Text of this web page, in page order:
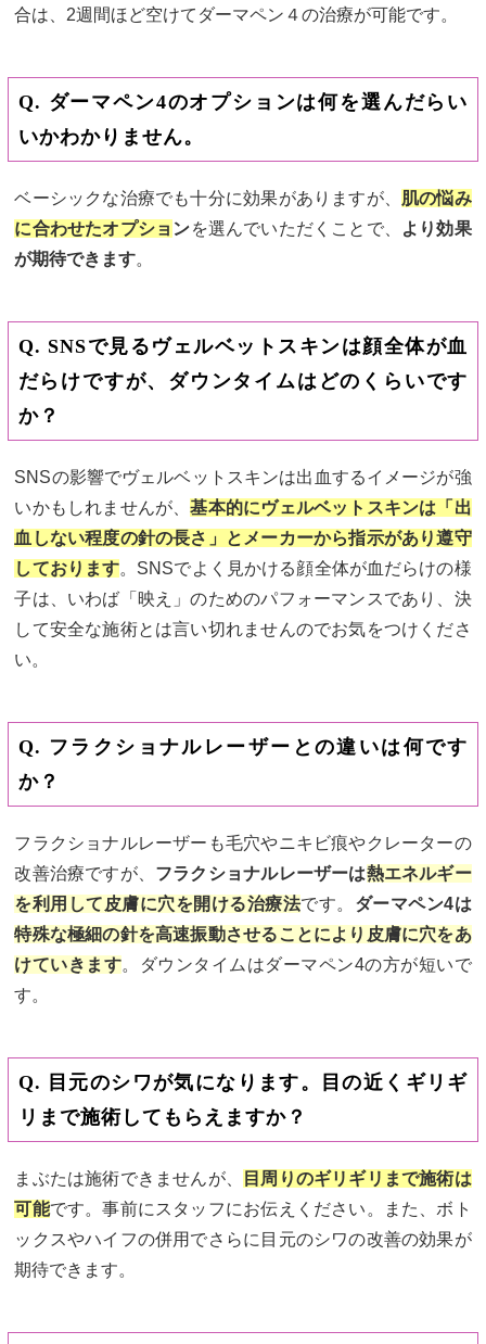
合は、2週間ほど空けてダーマペン４の治療が可能です。
Q. ダーマペン4のオプションは何を選んだらい
いかわかりません。
ベーシックな治療でも十分に効果がありますが、 肌の悩み
に合わせたオプショ ンを選んでいただくことで、
より効果
が期待できます。
Q. SNSで見るヴェルベットスキンは顔全体が血
だらけですが、ダウンタイムはどのくらいです
か？
SNSの影響でヴェルベットスキンは出血するイメージが強
いかもしれませんが、基本的にヴェルベットスキンは「出
血しない程度の針の長さ」とメーカーから指示があり遵守
しております。SNSでよく見かける顔全体が血だらけの様
子は、いわば「映え」のためのパフォーマンスであり、決
して安全な施術とは言い切れませんのでお気をつけくださ
い。
Q. フラクショナルレーザーとの違いは何です
か？
フラクショナルレーザーも毛穴やニキビ痕やクレーターの
改善治療ですが、 フラクショナルレーザーは熱エネルギー
を利用して皮膚に穴を開ける治療法です。 ダーマペン4は
特殊な極細の針を高速振動させることにより皮膚に穴をあ
けていきます。ダウンタイムはダーマペン4の方が短いで
す。
Q. 目元のシワが気になります。目の近くギリギ
リまで施術してもらえますか？
まぶたは施術できませんが、
目周りのギリギリまで施術は
可能です。事前にスタッフにお伝えください。また、ボト
ックスやハイフの併用でさらに目元のシワの改善の効果が
期待できます。